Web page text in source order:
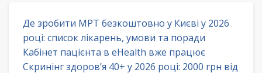
Де зробити МРТ безкоштовно у Києві у 2026
році: список лікарень, умови та поради
Кабінет пацієнта в eHealth вже працює
Скринінг здоров’я 40+ у 2026 році: 2000 грн від